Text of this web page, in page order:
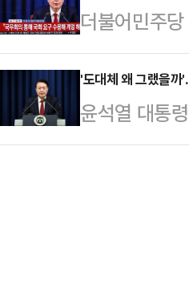
어려울 것으
일 헌재로 …
의 목적)이
회에 병력이
용되는지 등
민주사회를
에 대한 헌법
더불어민주
다. 민주당
이를 표결한
계엄에 필요
상계엄을 발
'도대체 왜 그랬을
윤석열 대통
어민주당이